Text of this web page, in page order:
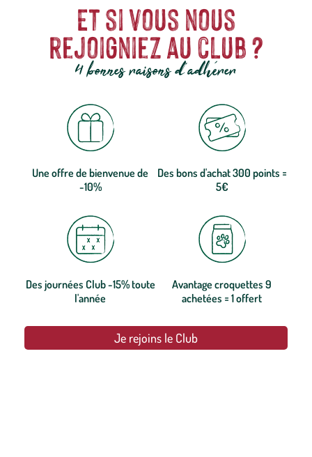
Et si vous nous
rejoigniez au club ?
4 bonnes raisons d'adhérer
Une offre de bienvenue de
-10%
Des bons d'achat 300 points =
5€
Des journées Club -15% toute
l'année
Avantage croquettes 9
achetées = 1 offert
Je rejoins le Club